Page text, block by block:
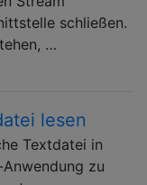
schließen.
…
lesen
Textdatei in
zu